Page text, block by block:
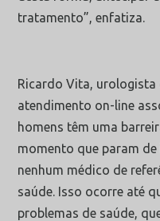
tratamento”, enfatiza.
Ricardo Vita, urologista
atendimento on-line
homens têm uma
momento que param
nenhum médico de
saúde. Isso ocorre até
problemas de saúde,